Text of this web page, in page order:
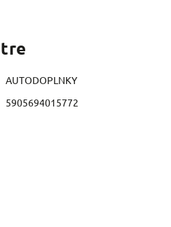
AUTODOPLNKY
5905694015772